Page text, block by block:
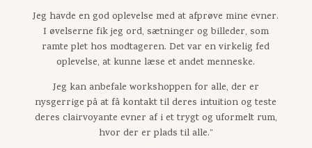
Jeg havde en god oplevelse med at afprøve mine evner.
I øvelserne fik jeg ord, sætninger og billeder, som
ramte plet hos modtageren. Det var en virkelig fed
oplevelse, at kunne læse et andet menneske.
Jeg kan anbefale workshoppen for alle, der er
nysgerrige på at få kontakt til deres intuition og teste
deres clairvoyante evner af i et trygt og uformelt rum,
hvor der er plads til alle.”